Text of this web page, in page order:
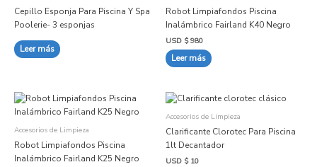
Cepillo Esponja Para Piscina Y Spa
Poolerie- 3 esponjas
Leer más
Robot Limpiafondos Piscina
Inalámbrico Fairland K40 Negro
USD $980
Leer más
Accesorios de Limpieza
Robot Limpiafondos Piscina
Inalámbrico Fairland K25 Negro
Accesorios de Limpieza
Clarificante Clorotec Para Piscina
1lt Decantador
USD $10